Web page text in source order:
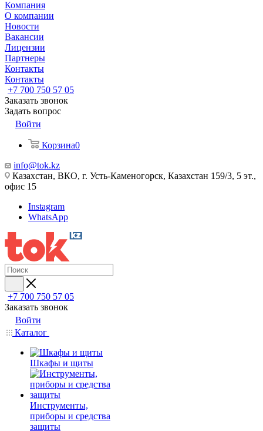
Компания
О компании
Новости
Вакансии
Лицензии
Партнеры
Контакты
Контакты
+7 700 750 57 05
Заказать звонок
Задать вопрос
Войти
Корзина0
info@tok.kz
Казахстан, ВКО, г. Усть-Каменогорск, Казахстан 159/3, 5 эт.,
офис 15
Instagram
WhatsApp
+7 700 750 57 05
Заказать звонок
Войти
Каталог
Шкафы и щиты
Инструменты,
приборы и средства
защиты